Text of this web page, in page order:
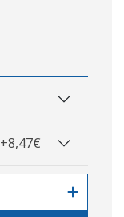
+8,47€